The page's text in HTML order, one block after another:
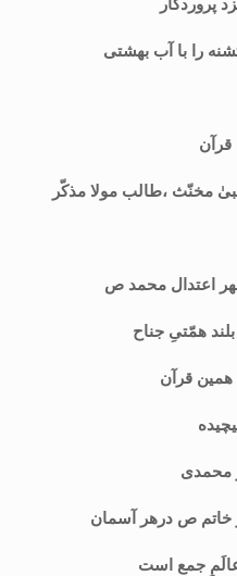
پروردگار
را با آب بهشتی
قرآن
مخنّث ،طالب مولا مذکّر
اعتدال محمد ص
همّتیِ جناح
همین قرآن
محمدی
خاتم ص درهر آسمان
جمع است